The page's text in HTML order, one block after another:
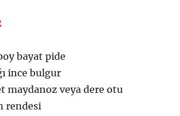
bayat pide
ince bulgur
maydanoz veya dere otu
rendesi